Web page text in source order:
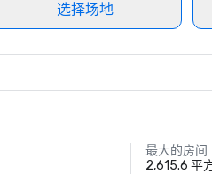
选择场地
最大的房间
2,615.6 平